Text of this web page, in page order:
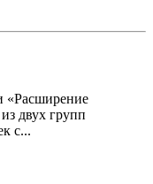
«Расширение
двух групп
с...